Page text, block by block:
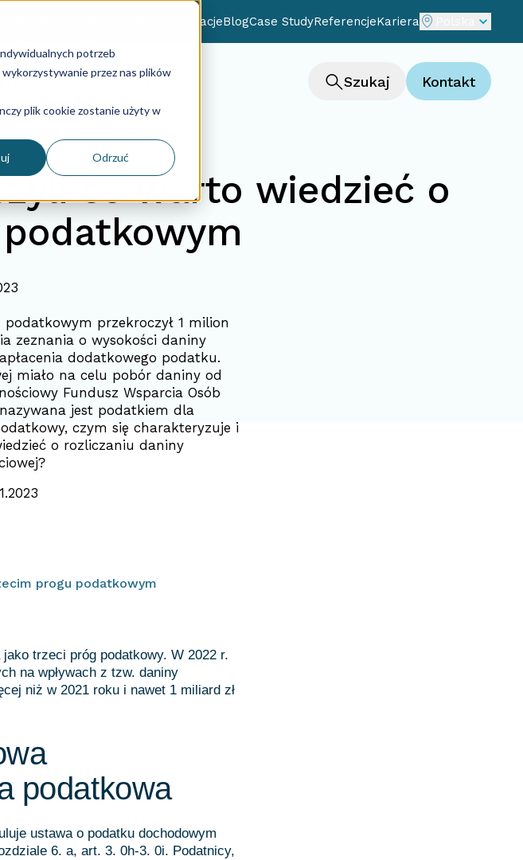
potrzeb
przez nas plików
plik cookie zostanie użyty w
Odrzuć
SpecjalizacjeBlogCase StudyReferencjeKariera
TechnologiaConsulting Szukaj Kontakt
co warto wiedzieć o
przekroczył 1 milion
zeznania o wysokości daniny
dodatkowego podatku.
miało na celu pobór daniny od
Fundusz Wsparcia Osób
jest podatkiem dla
czym się charakteryzuje i
o rozliczaniu daniny
progu podatkowym
trzeci próg podatkowy. W 2022 r.
na wpływach z tzw. daniny
niż w 2021 roku i nawet 1 miliard zł
podatkowa
ustawa o podatku dochodowym
6. a, art. 3. 0h-3. 0i. Podatnicy,